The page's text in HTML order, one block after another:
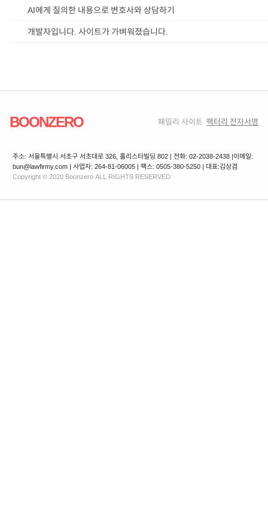
AI에게 질의한 내용으로 변호사와 상담하기
개발자입니다. 사이트가 가벼워졌습니다.
BOONZERO 패밀리 사이트 팩터리 전자서명
주소: 서울특별시 서초구 서초대로 326, 홀리스타빌딩 802 | 전화: 02-2038-2438 |이메일:
bun@lawfirmy.com | 사업자: 264-81-06005 | 팩스: 0505-380-5250 | 대표:김상겸
Copyright © 2020 Boonzero ALL RIGHTS RESERVED